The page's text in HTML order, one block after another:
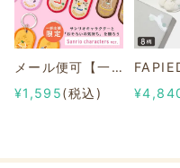
メール便可【一部店舗限定】2/8b PAIR KEY RING Sanrio characters ver.
¥1,595(税込)